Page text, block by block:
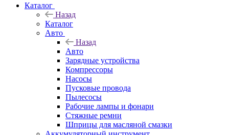
Каталог
Назад
Каталог
Авто
Назад
Авто
Зарядные устройства
Компрессоры
Насосы
Пусковые провода
Пылесосы
Рабочие лампы и фонари
Стяжные ремни
Шприцы для масляной смазки